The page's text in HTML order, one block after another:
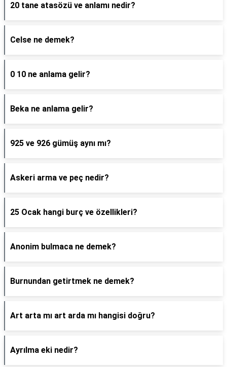
20 tane atasözü ve anlamı nedir?
Celse ne demek?
0 10 ne anlama gelir?
Beka ne anlama gelir?
925 ve 926 gümüş aynı mı?
Askeri arma ve peç nedir?
25 Ocak hangi burç ve özellikleri?
Anonim bulmaca ne demek?
Burnundan getirtmek ne demek?
Art arta mı art arda mı hangisi doğru?
Ayrılma eki nedir?